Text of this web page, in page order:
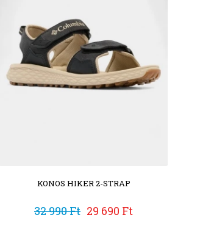
KONOS HIKER 2-STRAP
32 990 Ft 29 690 Ft